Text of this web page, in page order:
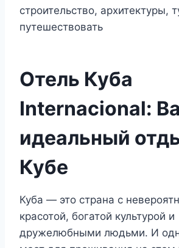
Отель Куба
Internacional:
идеальный
Кубе
Куба — это страна с
красотой, богатой культурой и
дружелюбными людьми. И